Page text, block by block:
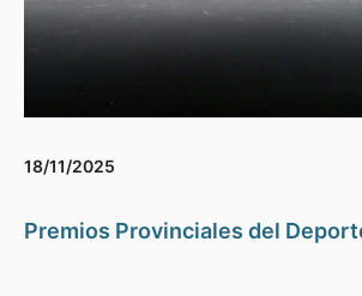
18/11/2025
Premios Provinciales del